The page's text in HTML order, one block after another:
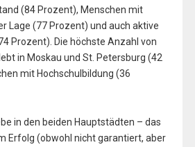
(84 Prozent), Menschen mit
Lage (77 Prozent) und auch aktive
Prozent). Die höchste Anzahl von
in Moskau und St. Petersburg (42
mit Hochschulbildung (36
in den beiden Hauptstädten – das
Erfolg (obwohl nicht garantiert, aber